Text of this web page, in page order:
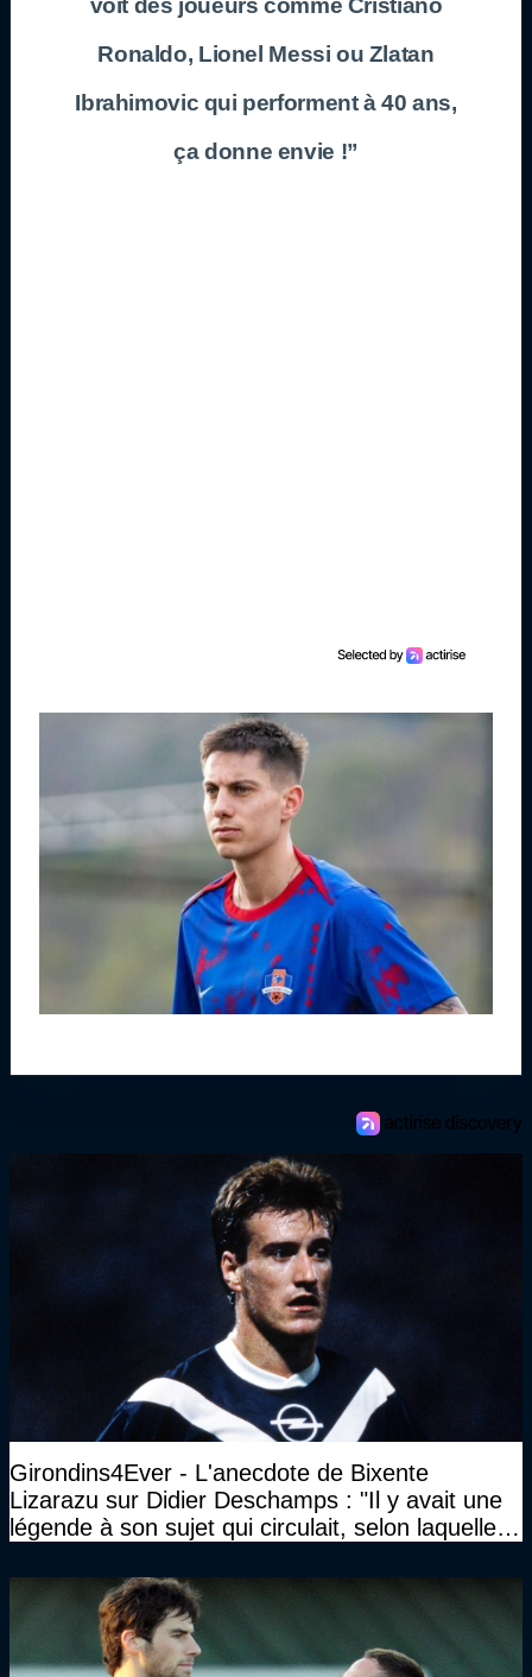
voit des joueurs comme Cristiano
Ronaldo, Lionel Messi ou Zlatan
Ibrahimovic qui performent à 40 ans,
ça donne envie !”
Girondins4Ever - L'anecdote de Bixente
Lizarazu sur Didier Deschamps : "Il y avait une
légende à son sujet qui circulait, selon laquelle il